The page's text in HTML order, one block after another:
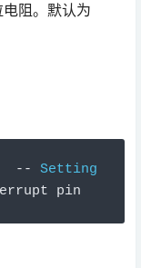
阻。默认为
--
Setting
pin